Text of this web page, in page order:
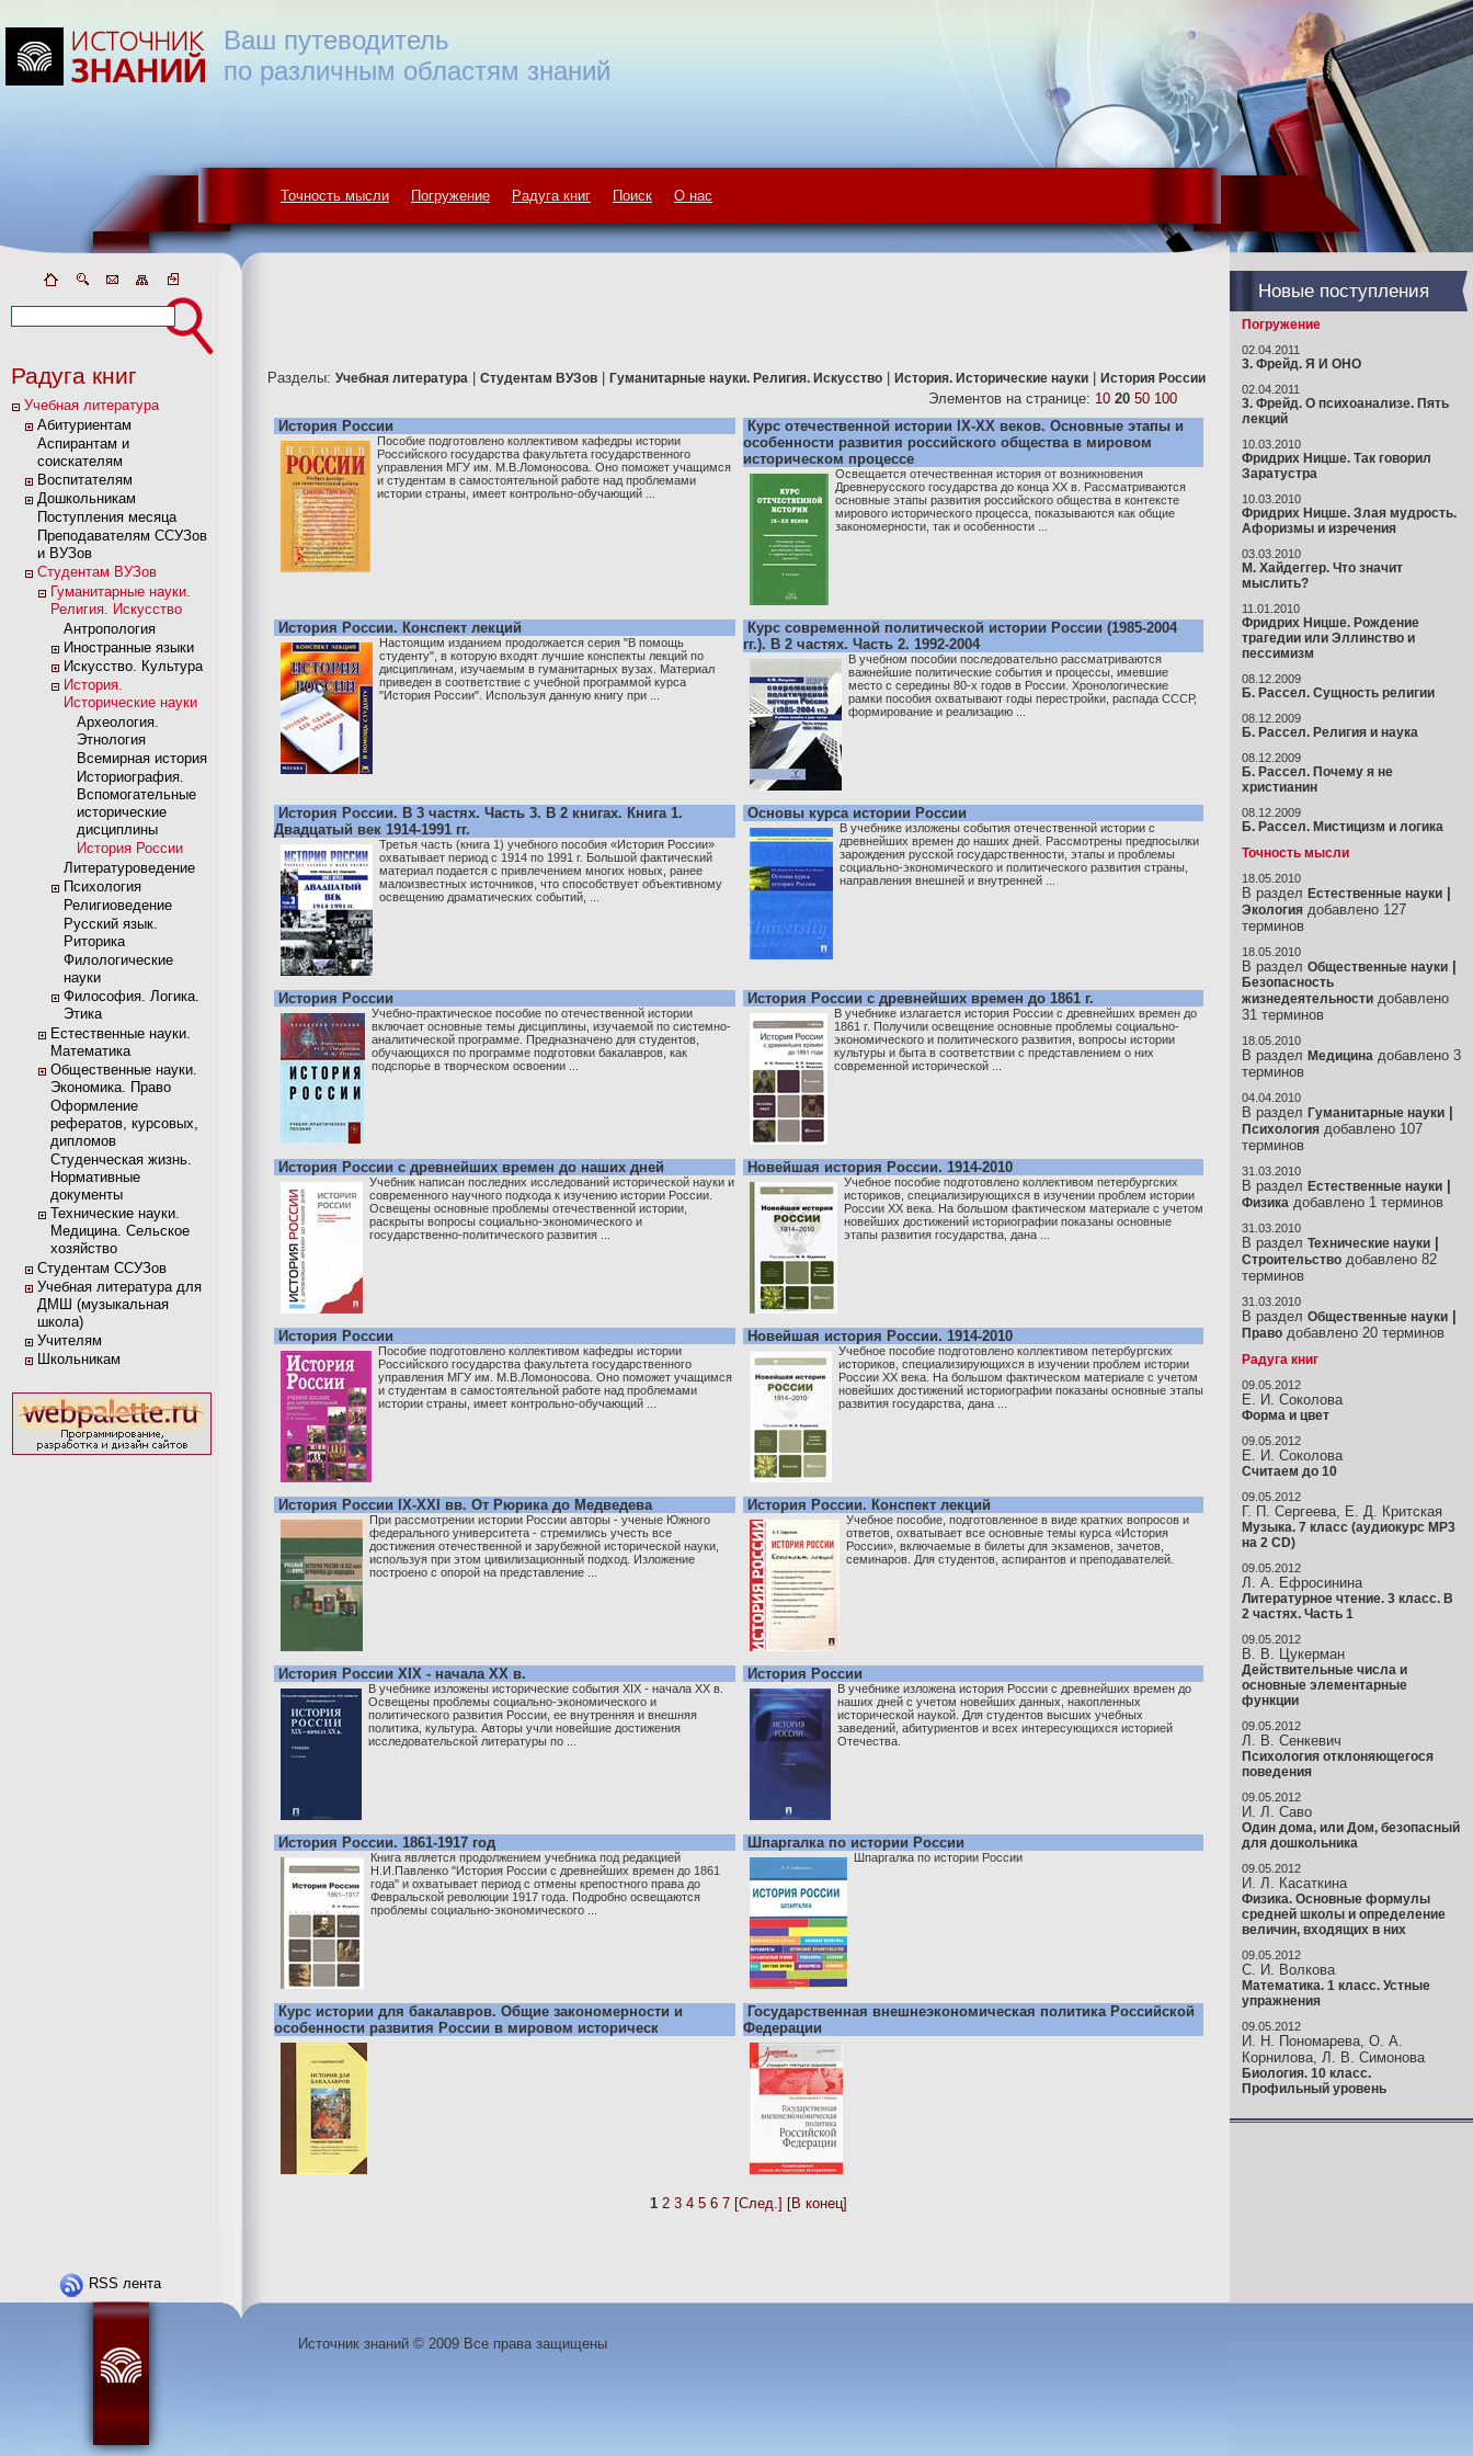
Точность мысли Погружение Радуга книг Поиск О нас
Ваш путеводитель
по различным областям знаний
Радуга книг
Учебная литература
Абитуриентам
Аспирантам и
соискателям
Воспитателям
Дошкольникам
Поступления месяца
Преподавателям ССУЗов
и ВУЗов
Студентам ВУЗов
Гуманитарные науки.
Религия. Искусство
Антропология
Иностранные языки
Искусство. Культура
История.
Исторические науки
Археология.
Этнология
Всемирная история
Историография.
Вспомогательные
исторические
дисциплины
История России
Литературоведение
Психология
Религиоведение
Русский язык.
Риторика
Филологические
науки
Философия. Логика.
Этика
Естественные науки.
Математика
Общественные науки.
Экономика. Право
Оформление
рефератов, курсовых,
дипломов
Студенческая жизнь.
Нормативные
документы
Технические науки.
Медицина. Сельское
хозяйство
Студентам ССУЗов
Учебная литература для
ДМШ (музыкальная
школа)
Учителям
Школьникам
Разделы: Учебная литература Студентам ВУЗов Гуманитарные науки. Религия. Искусство История. Исторические науки История России
Элементов на странице: 10 20 50 100
История России
Пособие подготовлено коллективом кафедры истории
Российского государства факультета государственного
управления МГУ им. М.В.Ломоносова. Оно поможет учащимся
и студентам в самостоятельной работе над проблемами
истории страны, имеет контрольно-обучающий ...
Курс отечественной истории IX-XX веков. Основные этапы и
особенности развития российского общества в мировом
историческом процессе
Освещается отечественная история от возникновения
Древнерусского государства до конца XX в. Рассматриваются
основные этапы развития российского общества в контексте
мирового исторического процесса, показываются как общие
закономерности, так и особенности ...
История России. Конспект лекций
Настоящим изданием продолжается серия "В помощь
студенту", в которую входят лучшие конспекты лекций по
дисциплинам, изучаемым в гуманитарных вузах. Материал
приведен в соответствие с учебной программой курса
"История России". Используя данную книгу при ...
Курс современной политической истории России (1985-2004
гг.). В 2 частях. Часть 2. 1992-2004
В учебном пособии последовательно рассматриваются
важнейшие политические события и процессы, имевшие
место с середины 80-х годов в России. Хронологические
рамки пособия охватывают годы перестройки, распада СССР,
формирование и реализацию ...
История России. В 3 частях. Часть 3. В 2 книгах. Книга 1.
Двадцатый век 1914-1991 гг.
Третья часть (книга 1) учебного пособия «История России»
охватывает период с 1914 по 1991 г. Большой фактический
материал подается с привлечением многих новых, ранее
малоизвестных источников, что способствует объективному
освещению драматических событий, ...
Основы курса истории России
В учебнике изложены события отечественной истории с
древнейших времен до наших дней. Рассмотрены предпосылки
зарождения русской государственности, этапы и проблемы
социально-экономического и политического развития страны,
направления внешней и внутренней ...
История России
Учебно-практическое пособие по отечественной истории
включает основные темы дисциплины, изучаемой по системно-
аналитической программе. Предназначено для студентов,
обучающихся по программе подготовки бакалавров, как
подспорье в творческом освоении ...
История России с древнейших времен до 1861 г.
В учебнике излагается история России с древнейших времен до
1861 г. Получили освещение основные проблемы социально-
экономического и политического развития, вопросы истории
культуры и быта в соответствии с представлением о них
современной исторической ...
История России с древнейших времен до наших дней
Учебник написан последних исследований исторической науки и
современного научного подхода к изучению истории России.
Освещены основные проблемы отечественной истории,
раскрыты вопросы социально-экономического и
государственно-политического развития ...
Новейшая история России. 1914-2010
Учебное пособие подготовлено коллективом петербургских
историков, специализирующихся в изучении проблем истории
России XX века. На большом фактическом материале с учетом
новейших достижений историографии показаны основные
этапы развития государства, дана ...
История России
Пособие подготовлено коллективом кафедры истории
Российского государства факультета государственного
управления МГУ им. М.В.Ломоносова. Оно поможет учащимся
и студентам в самостоятельной работе над проблемами
истории страны, имеет контрольно-обучающий ...
Новейшая история России. 1914-2010
Учебное пособие подготовлено коллективом петербургских
историков, специализирующихся в изучении проблем истории
России XX века. На большом фактическом материале с учетом
новейших достижений историографии показаны основные этапы
развития государства, дана ...
История России IX-XXI вв. От Рюрика до Медведева
При рассмотрении истории России авторы - ученые Южного
федерального университета - стремились учесть все
достижения отечественной и зарубежной исторической науки,
используя при этом цивилизационный подход. Изложение
построено с опорой на представление ...
История России. Конспект лекций
Учебное пособие, подготовленное в виде кратких вопросов и
ответов, охватывает все основные темы курса «История
России», включаемые в билеты для экзаменов, зачетов,
семинаров. Для студентов, аспирантов и преподавателей.
История России XIX - начала ХХ в.
В учебнике изложены исторические события XIX - начала XX в.
Освещены проблемы социально-экономического и
политического развития России, ее внутренняя и внешняя
политика, культура. Авторы учли новейшие достижения
исследовательской литературы по ...
История России
В учебнике изложена история России с древнейших времен до
наших дней с учетом новейших данных, накопленных
исторической наукой. Для студентов высших учебных
заведений, абитуриентов и всех интересующихся историей
Отечества.
История России. 1861-1917 год
Книга является продолжением учебника под редакцией
Н.И.Павленко "История России с древнейших времен до 1861
года" и охватывает период с отмены крепостного права до
Февральской революции 1917 года. Подробно освещаются
проблемы социально-экономического ...
Шпаргалка по истории России
Шпаргалка по истории России
Курс истории для бакалавров. Общие закономерности и
особенности развития России в мировом историческ
Государственная внешнеэкономическая политика Российской
Федерации
1 2 3 4 5 6 7 [След.] [В конец]
Новые поступления
Погружение
02.04.2011
3. Фрейд. Я И ОНО
02.04.2011
3. Фрейд. О психоанализе. Пять
лекций
10.03.2010
Фридрих Ницше. Так говорил
Заратустра
10.03.2010
Фридрих Ницше. Злая мудрость.
Афоризмы и изречения
03.03.2010
М. Хайдеггер. Что значит
мыслить?
11.01.2010
Фридрих Ницше. Рождение
трагедии или Эллинство и
пессимизм
08.12.2009
Б. Рассел. Сущность религии
08.12.2009
Б. Рассел. Религия и наука
08.12.2009
Б. Рассел. Почему я не
христианин
08.12.2009
Б. Рассел. Мистицизм и логика
Точность мысли
18.05.2010
В раздел Естественные науки
Экология добавлено 127
терминов
18.05.2010
В раздел Общественные науки
Безопасность
жизнедеятельности добавлено
31 терминов
18.05.2010
В раздел Медицина добавлено 3
терминов
04.04.2010
В раздел Гуманитарные науки
Психология добавлено 107
терминов
31.03.2010
В раздел Естественные науки
Физика добавлено 1 терминов
31.03.2010
В раздел Технические науки
Строительство добавлено 82
терминов
31.03.2010
В раздел Общественные науки
Право добавлено 20 терминов
Радуга книг
09.05.2012
Е. И. Соколова
Форма и цвет
09.05.2012
Е. И. Соколова
Считаем до 10
09.05.2012
Г. П. Сергеева, Е. Д. Критская
Музыка. 7 класс (аудиокурс MP3
на 2 CD)
09.05.2012
Л. А. Ефросинина
Литературное чтение. 3 класс. В
2 частях. Часть 1
09.05.2012
В. В. Цукерман
Действительные числа и
основные элементарные
функции
09.05.2012
Л. В. Сенкевич
Психология отклоняющегося
поведения
09.05.2012
И. Л. Саво
Один дома, или Дом, безопасный
для дошкольника
09.05.2012
И. Л. Касаткина
Физика. Основные формулы
средней школы и определение
величин, входящих в них
09.05.2012
С. И. Волкова
Математика. 1 класс. Устные
упражнения
09.05.2012
И. Н. Пономарева, О. А.
Корнилова, Л. В. Симонова
Биология. 10 класс.
Профильный уровень
RSS лента
Источник знаний © 2009 Все права защищены